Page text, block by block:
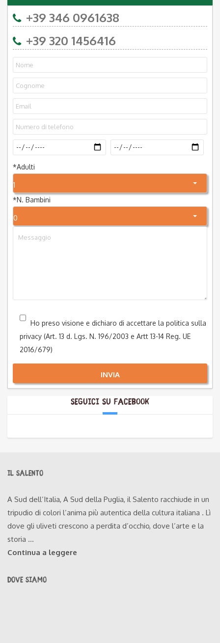
+39 346 0961638
+39 320 1456416
*Adulti
1
*N. Bambini
0
Ho preso visione e dichiaro di accettare la politica sulla
privacy (Art. 13 d. Lgs. N. 196/2003 e Artt 13-14 Reg. UE
2016/679)
INVIA
Alternative:
Seguici su Facebook
IL SALENTO
A Sud dell’Italia, A Sud della Puglia, il Salento racchiude in un
tripudio di colori l’anima più autentica della cultura italiana . Lì
dove gli uliveti crescono a perdita d’occhio, dove l’arte e la
storia ...
Continua a leggere
DOVE SIAMO